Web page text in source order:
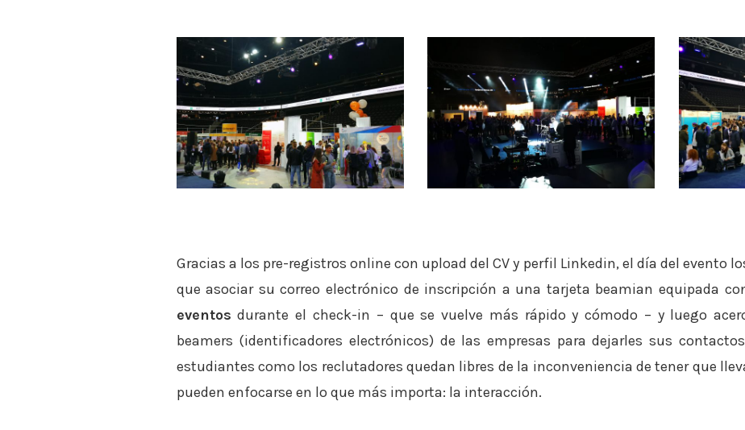
Gracias a los pre-registros online con upload del CV y perfil Linkedin, el día del evento
que asociar su correo electrónico de inscripción a una tarjeta beamian equipada
eventos durante el check-in – que se vuelve más rápido y cómodo – y luego
beamers (identificadores electrónicos) de las empresas para dejarles sus
estudiantes como los reclutadores quedan libres de la inconveniencia de tener que
pueden enfocarse en lo que más importa: la interacción.